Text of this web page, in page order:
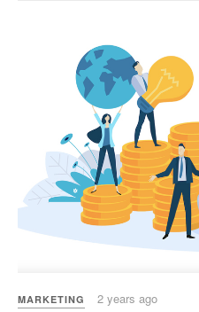
MARKETING 2 years ago